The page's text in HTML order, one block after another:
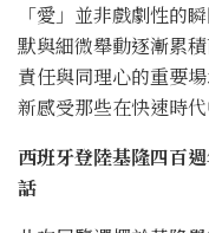
「愛」並非戲劇性的
默與細微舉動逐漸累
責任與同理心的重要
新感受那些在快速時
西班牙登陸基隆四百
話